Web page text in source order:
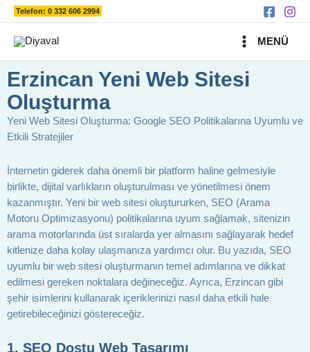
İçeriğeTelefon: 0 332 606 2994
MAIN
MENÜ
Erzincan Yeni Web Sitesi
Oluşturma
Yeni Web Sitesi Oluşturma: Google SEO Politikalarına Uyumlu ve
Etkili Stratejiler
İnternetin giderek daha önemli bir platform haline gelmesiyle
birlikte, dijital varlıkların oluşturulması ve yönetilmesi önem
kazanmıştır. Yeni bir web sitesi oluştururken, SEO (Arama
Motoru Optimizasyonu) politikalarına uyum sağlamak, sitenizin
arama motorlarında üst sıralarda yer almasını sağlayarak hedef
kitlenize daha kolay ulaşmanıza yardımcı olur. Bu yazıda, SEO
uyumlu bir web sitesi oluşturmanın temel adımlarına ve dikkat
edilmesi gereken noktalara değineceğiz. Ayrıca, Erzincan gibi
şehir isimlerini kullanarak içeriklerinizi nasıl daha etkili hale
getirebileceğinizi göstereceğiz.
1. SEO Dostu Web Tasarımı
Ara